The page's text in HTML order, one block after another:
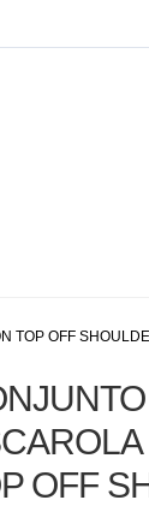
TOP OFF
OFF